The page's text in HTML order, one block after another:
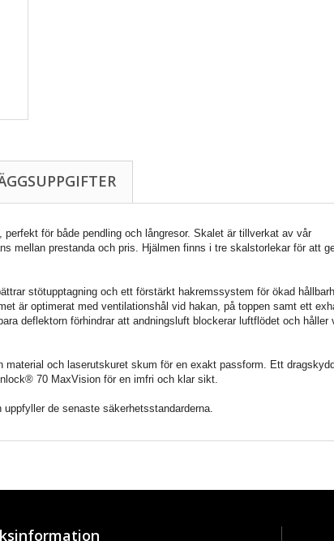
för både pendling och långresor. Skalet är tillverkat av vår
mellan prestanda och pris. Hjälmen finns i tre skalstorlekar för att
stötupptagning och ett förstärkt hakremssystem för ökad
är optimerat med ventilationshål vid hakan, på toppen samt ett
deflektorn förhindrar att andningsluft blockerar luftflödet och håller
och laserutskuret skum för en exakt passform. Ett
70 MaxVision för en imfri och klar sikt.
de senaste säkerhetsstandarderna.